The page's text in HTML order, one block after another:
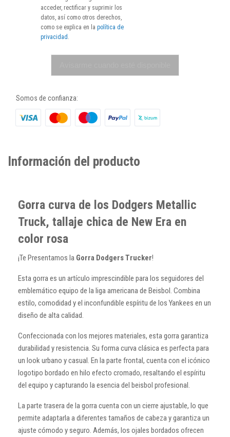
acceder, rectificar y suprimir los
datos, así como otros derechos,
como se explica en la política de
privacidad .
Somos de confianza:
Información del producto
Gorra curva de los Dodgers Metallic
Truck, tallaje chica de New Era en
color rosa
¡Te Presentamos la Gorra Dodgers Trucker!
Esta gorra es un artículo imprescindible para los seguidores del
emblemático equipo de la liga americana de Beisbol. Combina
estilo, comodidad y el inconfundible espíritu de los Yankees en un
diseño de alta calidad.
Confeccionada con los mejores materiales, esta gorra garantiza
durabilidad y resistencia. Su forma curva clásica es perfecta para
un look urbano y casual. En la parte frontal, cuenta con el icónico
logotipo bordado en hilo efecto cromado, resaltando el espíritu
del equipo y capturando la esencia del beisbol profesional.
La parte trasera de la gorra cuenta con un cierre ajustable, lo que
permite adaptarla a diferentes tamaños de cabeza y garantiza un
ajuste cómodo y seguro. Además, los ojales bordados ofrecen